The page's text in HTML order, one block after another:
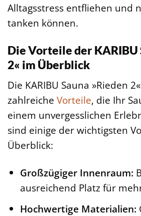
Alltagsstress entfliehen und
tanken können.
Die Vorteile der KARIBU
2« im Überblick
Die KARIBU Sauna »Rieden
zahlreiche Vorteile, die Ihr
einem unvergesslichen
sind einige der wichtigsten
Überblick:
Großzügiger Innenraum:
ausreichend Platz für
Hochwertige Materialien: